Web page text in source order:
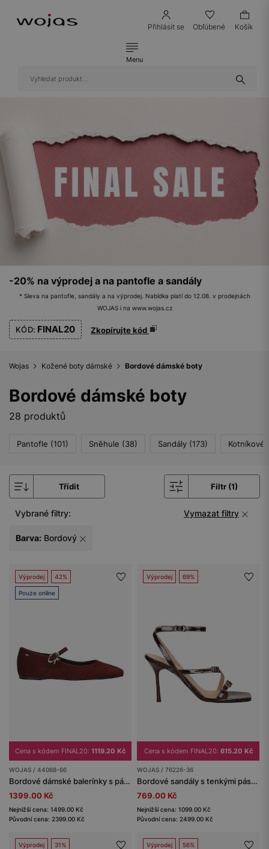
Přihlásit se Obľúbené Košík
Menu
-20% na výprodej a na pantofle a sandály
* Sleva na pantofle, sandály a na výprodej. Nabídka platí do 12.08. v prodejnách
WOJAS i na www.wojas.cz
KÓD: FINAL20 Zkopírujte kód
Wojas Kožené boty dámské Bordové dámské boty
Bordové dámské boty
28 produktů
Pantofle (101) Sněhule (38) Sandály (173) Kotníkové
Třídit Filtr (1)
Vybrané filtry: Vymazat filtry
Barva: Bordový
Výprodej 42%
Pouze online
Cena s kódem FINAL20: 1119.20 Kč
WOJAS / 44068-66
Bordové dámské balerínky s páskem a ozdobnou přezkou
1399.00 Kč
Nejnižší cena: 1499.00 Kč
Původní cena: 2399.00 Kč
Výprodej 69%
Cena s kódem FINAL20: 615.20 Kč
WOJAS / 76226-36
Bordové sandály s tenkými pásky na vysokém podpatku
769.00 Kč
Nejnižší cena: 1099.00 Kč
Původní cena: 2499.00 Kč
Výprodej 31% Výprodej 56%